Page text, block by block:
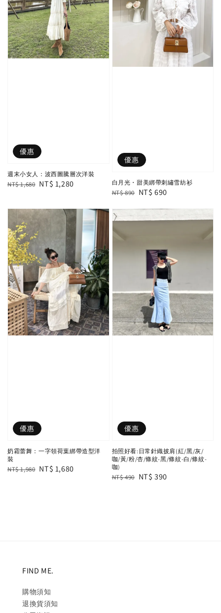
優惠
週末小女人：波西圖騰層次洋裝
Regular
NT$ 1,680 Sale
NT$ 1,280
優惠
白月光・甜美綁帶刺繡雪紡衫
Regular
NT$ 890 Sale
NT$ 690
優惠
奶霜蕾舞：一字領荷葉綁帶造型洋
裝
Regular
NT$ 1,980 Sale
NT$ 1,680
優惠
拍照好看:日常針織披肩(紅/黑/灰/
咖/黃/粉/杏/條紋-黑/條紋-白/條紋-
咖)
Regular
NT$ 490 Sale
NT$ 390
FIND ME.
購物須知
退換貨須知